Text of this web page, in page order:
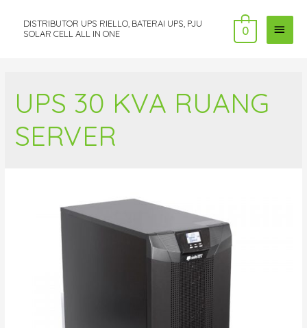
DISTRIBUTOR UPS RIELLO, BATERAI UPS, PJU
SOLAR CELL ALL IN ONE
MAIN
0
UPS 30 KVA RUANG
SERVER